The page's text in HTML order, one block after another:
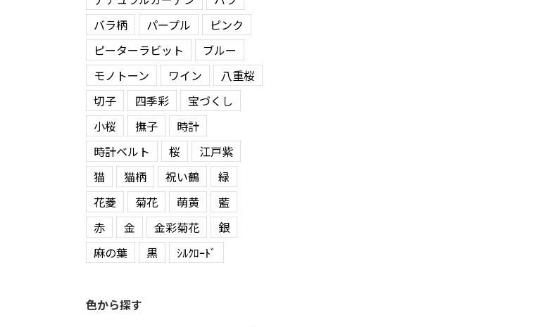
バラ柄
パープル
ピンク
ピーターラビット
ブルー
モノトーン
ワイン
八重桜
切子
四季彩
宝づくし
小桜
撫子
時計
時計ベルト
桜
江戸紫
猫
猫柄 祝い鶴
緑
花菱
菊花 萌黄
藍
赤
金 金彩菊花
銀
麻の葉
黒 ｼﾙｸﾛｰﾄﾞ
色から探す